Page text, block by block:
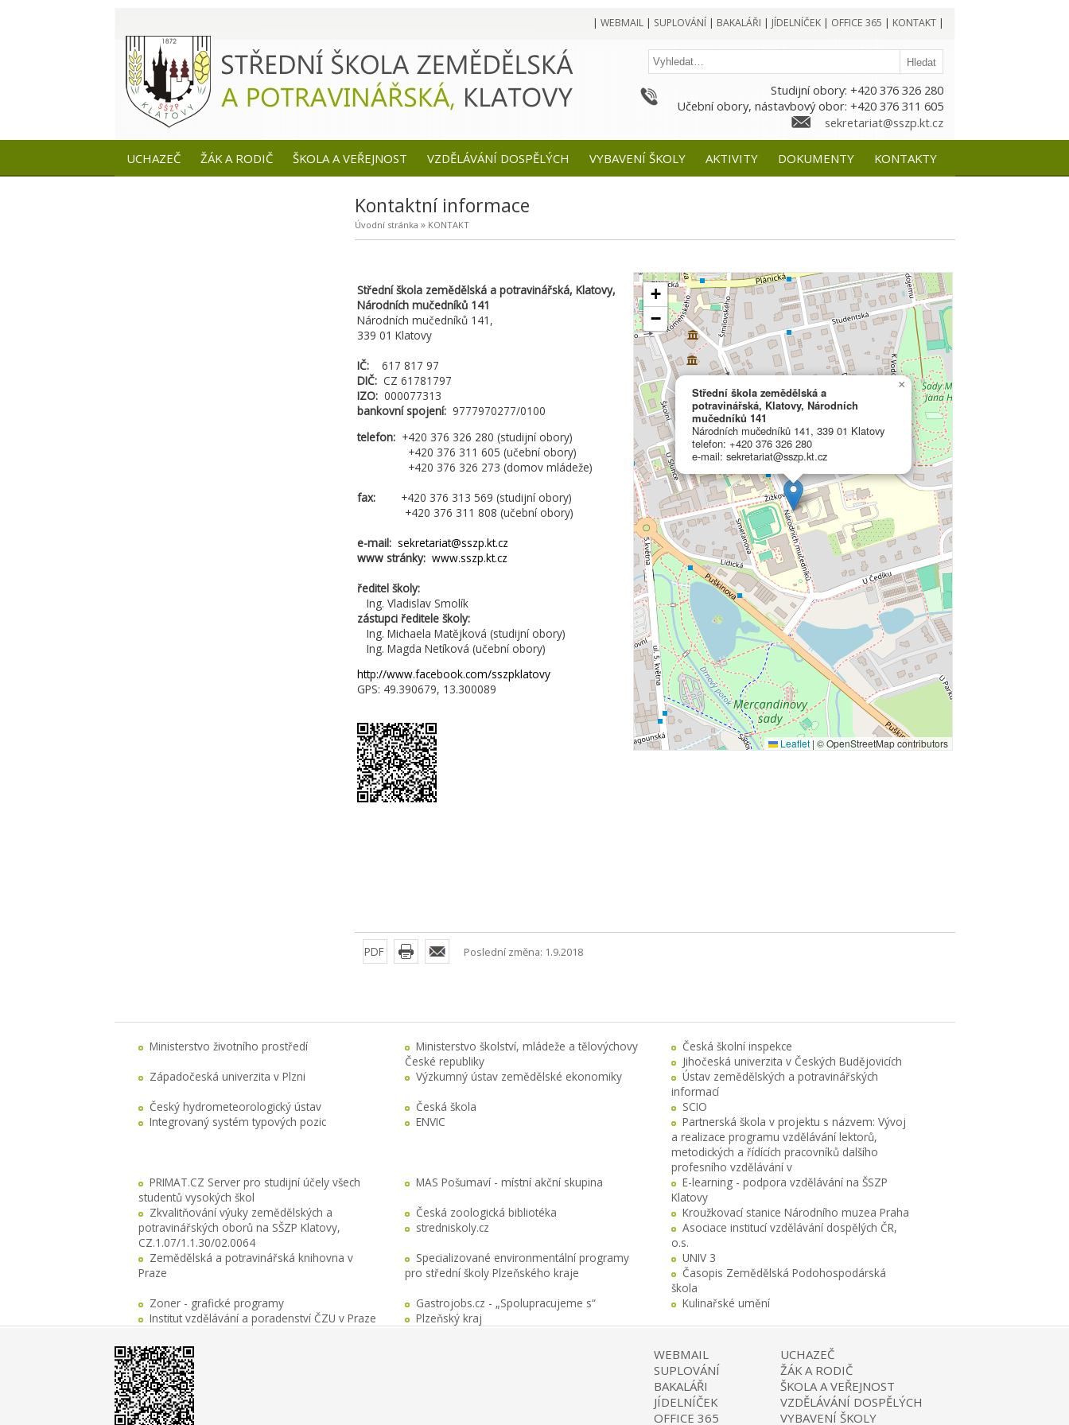
| WEBMAIL| SUPLOVÁNÍ | BAKALÁŘI | JÍDELNÍČEK| OFFICE 365 | KONTAKT|
Studijní obory: +420 376 326 280
Učební obory, nástavbový obor: +420 376 311 605
sekretariat@sszp.kt.cz
UCHAZEČ ŽÁK A RODIČ ŠKOLA A VEŘEJNOST VZDĚLÁVÁNÍ DOSPĚLÝCH VYBAVENÍ ŠKOLY AKTIVITY DOKUMENTY KONTAKTY
Kontaktní informace
Úvodní stránka » KONTAKT
Střední škola zemědělská a potravinářská, Klatovy,
Národních mučedníků 141
Národních mučedníků 141,
339 01 Klatovy
IČ:617 817 97
DIČ: CZ 61781797
IZO: 000077313
bankovní spojení: 9777970277/0100
telefon: +420 376 326 280 (studijní obory)
+420 376 311 605 (učební obory)
+420 376 326 273 (domov mládeže)
fax:+420 376 313 569 (studijní obory)
+420 376 311 808 (učební obory)
e-mail: sekretariat@sszp.kt.cz
www stránky: www.sszp.kt.cz
ředitel školy:
Ing. Vladislav Smolík
zástupci ředitele školy:
Ing. Michaela Matějková (studijní obory)
Ing. Magda Netíková (učební obory)
http://www.facebook.com/sszpklatovy
GPS: 49.390679, 13.300089
mapa:
Střední škola zemědělská a
potravinářská, Klatovy, Národních
mučedníků 141
Národních mučedníků 141, 339 01 Klatovy
telefon: +420 376 326 280
e-mail: sekretariat@sszp.kt.cz
×
+
−
Leaflet | © OpenStreetMap contributors
PDF Poslední změna: 1.9.2018
Ministerstvo životního prostředí
Ministerstvo školství, mládeže a tělovýchovy
České republiky
Česká školní inspekce
Jihočeská univerzita v Českých Budějovicích
Západočeská univerzita v Plzni
Výzkumný ústav zemědělské ekonomiky
Ústav zemědělských a potravinářských
informací
Český hydrometeorologický ústav
Česká škola
SCIO
Integrovaný systém typových pozic
ENVIC
Partnerská škola v projektu s názvem: Vývoj
a realizace programu vzdělávání lektorů,
metodických a řídících pracovníků dalšího
profesního vzdělávání v
PRIMAT.CZ Server pro studijní účely všech
studentů vysokých škol
MAS Pošumaví - místní akční skupina
E-learning - podpora vzdělávání na ŠSZP
Klatovy
Zkvalitňování výuky zemědělských a
potravinářských oborů na SŠZP Klatovy,
CZ.1.07/1.1.30/02.0064
Česká zoologická bibliotéka
Kroužkovací stanice Národního muzea Praha
stredniskoly.cz
Asociace institucí vzdělávání dospělých ČR,
o.s.
Zemědělská a potravinářská knihovna v
Praze
Specializované environmentální programy
pro střední školy Plzeňského kraje
UNIV 3
Časopis Zemědělská Podohospodárská
škola
Zoner - grafické programy
Gastrojobs.cz - „Spolupracujeme s“
Kulinařské umění
Institut vzdělávání a poradenství ČZU v Praze
Plzeňský kraj
WEBMAIL
SUPLOVÁNÍ
BAKALÁŘI
JÍDELNÍČEK
OFFICE 365
UCHAZEČ
ŽÁK A RODIČ
ŠKOLA A VEŘEJNOST
VZDĚLÁVÁNÍ DOSPĚLÝCH
VYBAVENÍ ŠKOLY